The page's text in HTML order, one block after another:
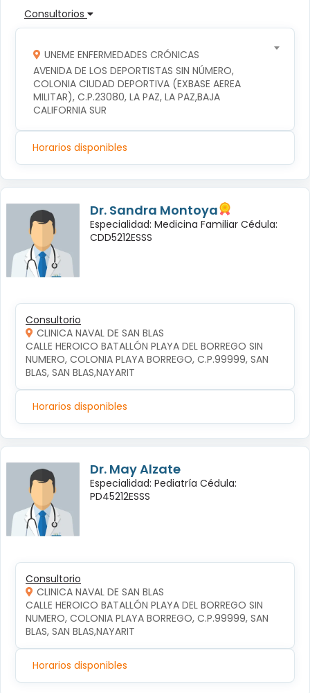
Consultorios
UNEME ENFERMEDADES CRÓNICAS
AVENIDA DE LOS DEPORTISTAS SIN NÚMERO,
COLONIA CIUDAD DEPORTIVA (EXBASE AEREA
MILITAR), C.P.23080, LA PAZ, LA PAZ,BAJA
CALIFORNIA SUR
Horarios disponibles
Dr. Sandra Montoya
Especialidad: Medicina Familiar Cédula:
CDD5212ESSS
Consultorio
CLINICA NAVAL DE SAN BLAS
CALLE HEROICO BATALLÓN PLAYA DEL BORREGO SIN
NUMERO, COLONIA PLAYA BORREGO, C.P.99999, SAN
BLAS, SAN BLAS,NAYARIT
Horarios disponibles
Dr. May Alzate
Especialidad: Pediatría Cédula:
PD45212ESSS
Consultorio
CLINICA NAVAL DE SAN BLAS
CALLE HEROICO BATALLÓN PLAYA DEL BORREGO SIN
NUMERO, COLONIA PLAYA BORREGO, C.P.99999, SAN
BLAS, SAN BLAS,NAYARIT
Horarios disponibles